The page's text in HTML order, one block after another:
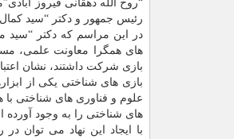
“روح الله دهقانی فیروز
رئیس جمهور و دکتر “سید کمال
در این مراسم که دکتر “سید
های همگرا معاونت علمی،
بازی شرکت داشتند، نشان
بازی های شناختی یکی از
علوم و فناوری های شناختی با
های شناختی را به وجود
با ایجاد این نهاد می توان